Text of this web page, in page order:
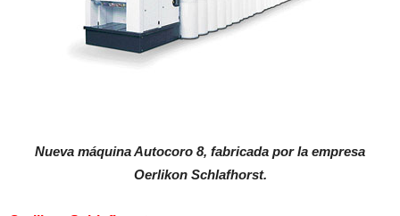
Nueva máquina Autocoro 8, fabricada por la empresa
Oerlikon Schlafhorst.